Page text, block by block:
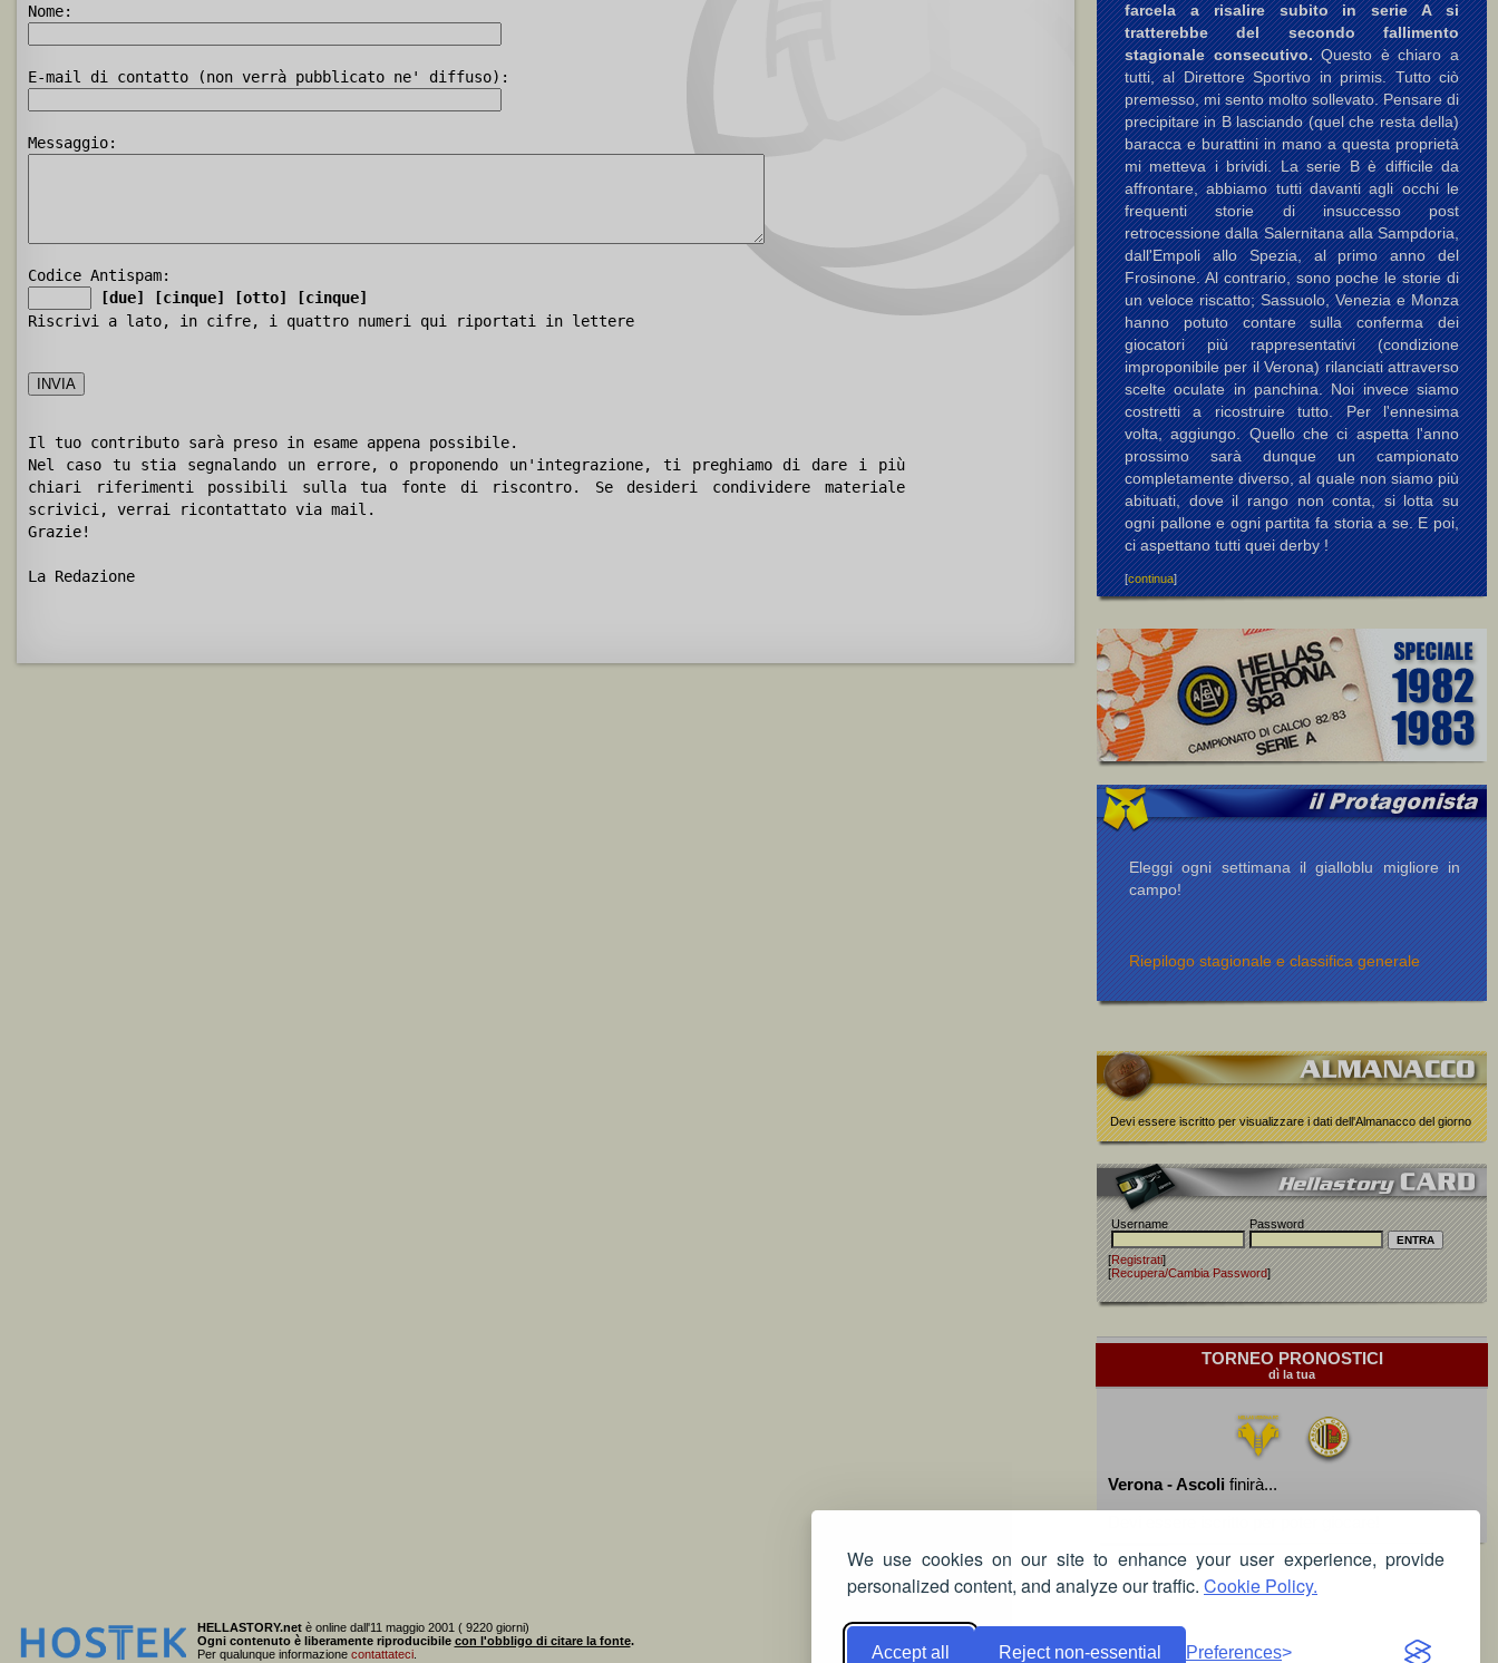
We use cookies on our site to enhance your user experience, provide
personalized content, and analyze our traffic. Cookie Policy.
Accept all Reject non-essential Preferences
Nome:
E-mail di contatto (non verrà pubblicato ne' diffuso):
Messaggio:
Codice Antispam:
[due]
[cinque] [otto]
[cinque]
Riscrivi a lato, in cifre, i quattro numeri qui riportati in lettere
Il tuo contributo sarà preso in esame appena possibile.
Nel caso tu stia segnalando un errore, o proponendo un'integrazione, ti preghiamo di dare i più
chiari riferimenti possibili sulla tua fonte di riscontro. Se desideri condividere materiale
scrivici, verrai ricontattato via mail.
Grazie!
La Redazione
farcela a risalire subito in serie A si
tratterebbe del secondo fallimento
stagionale consecutivo.Questo è chiaro a
tutti, al Direttore Sportivo in primis. Tutto ciò
premesso, mi sento molto sollevato. Pensare di
precipitare in B lasciando (quel che resta della)
baracca e burattini in mano a questa proprietà
mi metteva i brividi. La serie B è difficile da
affrontare, abbiamo tutti davanti agli occhi le
frequenti storie di insuccesso post
retrocessione dalla Salernitana alla Sampdoria,
dall'Empoli allo Spezia, al primo anno del
Frosinone. Al contrario, sono poche le storie di
un veloce riscatto; Sassuolo, Venezia e Monza
hanno potuto contare sulla conferma dei
giocatori più rappresentativi (condizione
improponibile per il Verona) rilanciati attraverso
scelte oculate in panchina. Noi invece siamo
costretti a ricostruire tutto. Per l'ennesima
volta, aggiungo. Quello che ci aspetta l'anno
prossimo sarà dunque un campionato
completamente diverso, al quale non siamo più
abituati, dove il rango non conta, si lotta su
ogni pallone e ogni partita fa storia a se. E poi,
ci aspettano tutti quei derby !
[continua]
Eleggi ogni settimana il gialloblu migliore in
campo!
Riepilogo stagionale e classifica generale
Devi essere iscritto per visualizzare i dati dell'Almanacco del giorno
Username Password
[Registrati]
[Recupera/Cambia Password]
TORNEO PRONOSTICI
dì la tua
Verona - Ascoli finirà...
HELLASTORY.netè online dall'11 maggio 2001 ( 9220 giorni)
Ogni contenuto è liberamente riproducibile con l'obbligo di citare la fonte.
Per qualunque informazione contattateci.